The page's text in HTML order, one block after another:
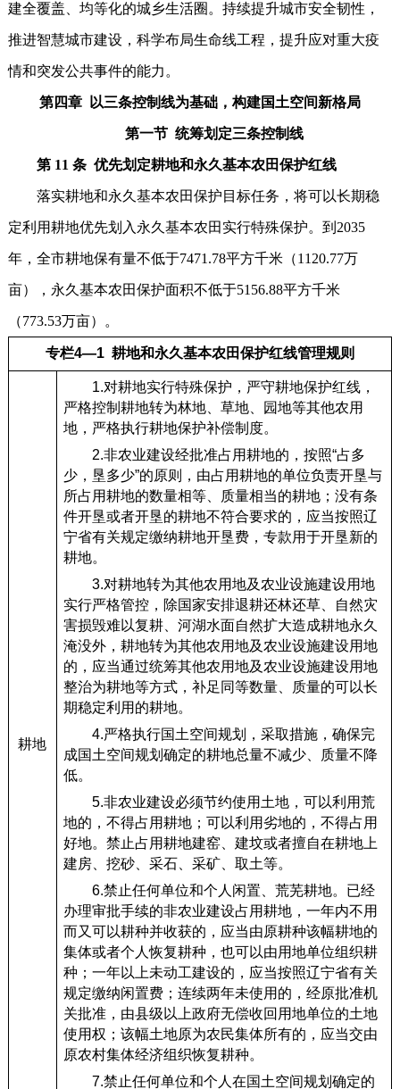
建全覆盖、均等化的城乡生活圈。持续提升城市安全韧性，
推进智慧城市建设，科学布局生命线工程，提升应对重大疫
情和突发公共事件的能力。
第四章 以三条控制线为基础，构建国土空间新格局
第一节 统筹划定三条控制线
第 11 条 优先划定耕地和永久基本农田保护红线
落实耕地和永久基本农田保护目标任务，将可以长期稳
定利用耕地优先划入永久基本农田实行特殊保护。到2035
年，全市耕地保有量不低于7471.78平方千米（1120.77万
亩），永久基本农田保护面积不低于5156.88平方千米
（773.53万亩）。
专栏4—1 耕地和永久基本农田保护红线管理规则
耕地
1.对耕地实行特殊保护，严守耕地保护红线，
严格控制耕地转为林地、草地、园地等其他农用
地，严格执行耕地保护补偿制度。
2.非农业建设经批准占用耕地的，按照“占多
少，垦多少”的原则，由占用耕地的单位负责开垦与
所占用耕地的数量相等、质量相当的耕地；没有条
件开垦或者开垦的耕地不符合要求的，应当按照辽
宁省有关规定缴纳耕地开垦费，专款用于开垦新的
耕地。
3.对耕地转为其他农用地及农业设施建设用地
实行严格管控，除国家安排退耕还林还草、自然灾
害损毁难以复耕、河湖水面自然扩大造成耕地永久
淹没外，耕地转为其他农用地及农业设施建设用地
的，应当通过统筹其他农用地及农业设施建设用地
整治为耕地等方式，补足同等数量、质量的可以长
期稳定利用的耕地。
4.严格执行国土空间规划，采取措施，确保完
成国土空间规划确定的耕地总量不减少、质量不降
低。
5.非农业建设必须节约使用土地，可以利用荒
地的，不得占用耕地；可以利用劣地的，不得占用
好地。禁止占用耕地建窑、建坟或者擅自在耕地上
建房、挖砂、采石、采矿、取土等。
6.禁止任何单位和个人闲置、荒芜耕地。已经
办理审批手续的非农业建设占用耕地，一年内不用
而又可以耕种并收获的，应当由原耕种该幅耕地的
集体或者个人恢复耕种，也可以由用地单位组织耕
种；一年以上未动工建设的，应当按照辽宁省有关
规定缴纳闲置费；连续两年未使用的，经原批准机
关批准，由县级以上政府无偿收回用地单位的土地
使用权；该幅土地原为农民集体所有的，应当交由
原农村集体经济组织恢复耕种。
7.禁止任何单位和个人在国土空间规划确定的